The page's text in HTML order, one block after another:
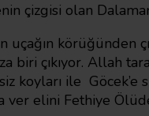
çizgisi olan
uçağın
çıkıyor. Allah
koyları ile
ver elini Fethiye